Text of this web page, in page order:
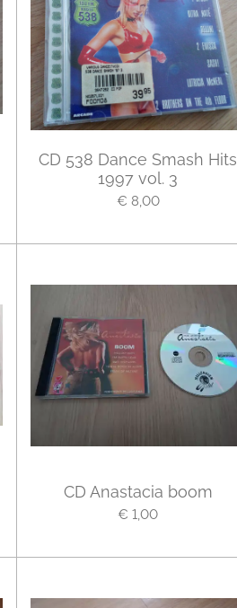
CD 538 Dance Smash Hits
1997 vol. 3
€ 8,00
CD Anastacia boom
€ 1,00